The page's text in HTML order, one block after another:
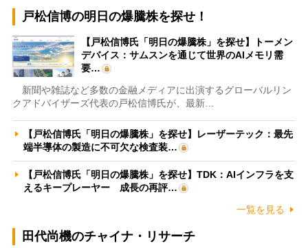
戸松信博の明日の爆騰株を探せ！
【戸松信博氏「明日の爆騰株」を探せ】トーメン
デバイス：サムスンを通じて世界のAIメモリ需
要…
新聞や雑誌など多数の金融メディアに出演するグローバルリン
クアドバイザーズ代表の戸松信博氏が、最新…
【戸松信博氏「明日の爆騰株」を探せ】レーザーテック：最先
端半導体の製造に不可欠な検査装…
【戸松信博氏「明日の爆騰株」を探せ】TDK：AIインフラを支
えるキープレーヤー 成長の再評…
一覧を見る
田代尚機のチャイナ・リサーチ